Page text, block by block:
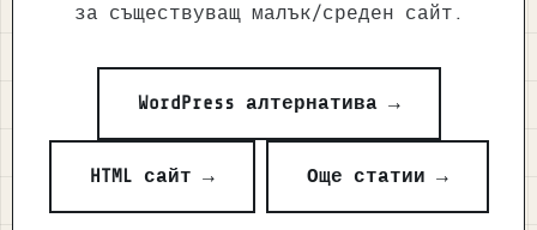
за съществуващ малък/среден сайт.
WordPress алтернатива →
HTML сайт → Още статии →